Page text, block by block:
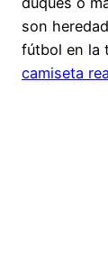
son
fútbol en la
camiseta